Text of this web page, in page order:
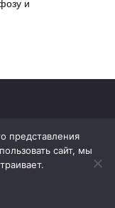
и
интернет-сайт
Все права
представления
сайт, мы